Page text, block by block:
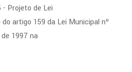
Projeto de Lei
artigo 159 da Lei Municipal nº
1997 na